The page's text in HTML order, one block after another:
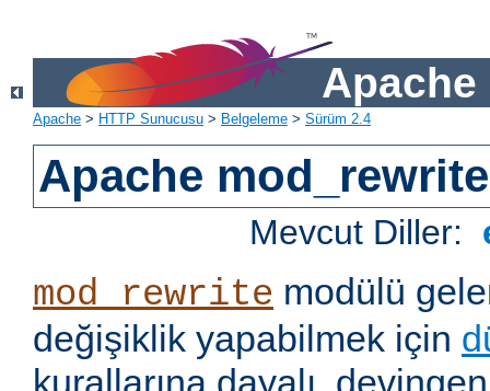
Apache
Apache > HTTP Sunucusu > Belgeleme > Sürüm 2.4
Apache mod_rewrite
Mevcut Diller:
mod_rewrite modülü
değişiklik yapabilmek için
kurallarına dayalı,